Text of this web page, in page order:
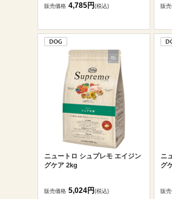
販売価格 4,785円(税込) 販
ニュートロ シュプレモ エイジン
グケア 2kg
販売価格 5,024円(税込)
ニ
グ
販